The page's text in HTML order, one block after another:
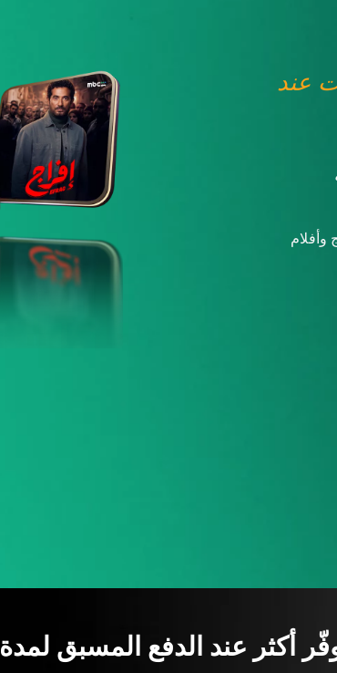
عند
أكثر عند الدفع المسبق لمدة 12 شهرًا